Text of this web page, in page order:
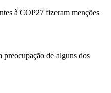
à COP27 fizeram menções
de alguns dos